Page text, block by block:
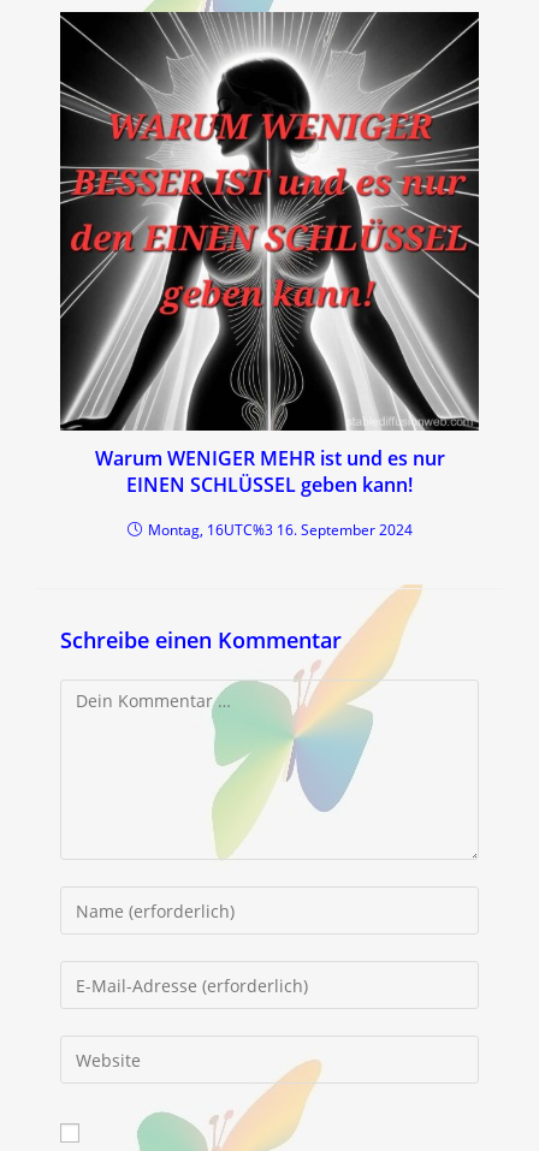
Warum WENIGER MEHR ist und es nur
EINEN SCHLÜSSEL geben kann!
Montag, 16UTC%3 16. September 2024
Schreibe einen Kommentar
Kommentar
deinen
Namen
oder
Kommentieren
deine
E-
Mail-
zum
deine
URL